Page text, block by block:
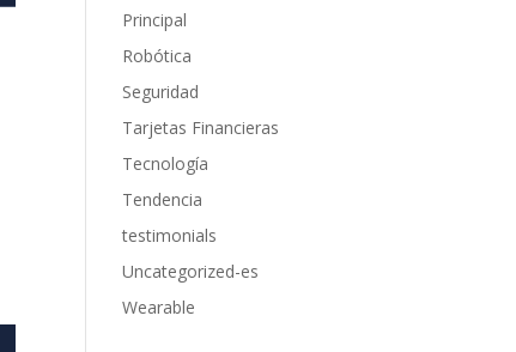
Principal
Robótica
Seguridad
Tarjetas Financieras
Tecnología
Tendencia
testimonials
Uncategorized-es
Wearable